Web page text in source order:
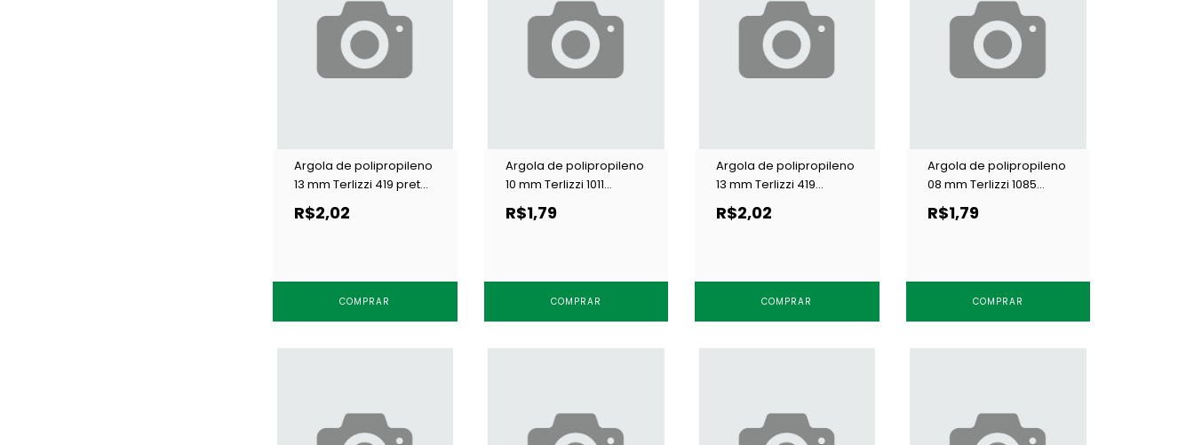
Argola de polipropileno
13 mm Terlizzi 419 preta
c/ 100 un
R$2,02
COMPRAR
Argola de polipropileno
10 mm Terlizzi 1011
branca c/ 100 un
R$1,79
COMPRAR
Argola de polipropileno
13 mm Terlizzi 419
branca c/ 100 un
R$2,02
COMPRAR
Argola de polipropileno
08 mm Terlizzi 1085
branca c/ 100 un
R$1,79
COMPRAR